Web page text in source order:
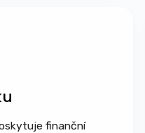
finanční